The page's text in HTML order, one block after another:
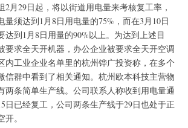
2月29日起，将以街道用电量来考核复工率，
量须达到1月8日用电量的75%，而在3月10日
达到1月8日用量的90%以上。为达到上述目
要求全天开机器，办公企业被要求全天开空调
内工业企业名单里的杭州铧广投资称，在多个
信群中看到了相关通知。杭州欧本科技主营物
两条简单生产线。公司联系人称收到用电量通
日已经复工，公司两条生产线于29日也处于正
。